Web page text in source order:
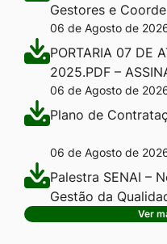
Gestores e
06 de Agosto de
PORTARIA 07 DE
2025.PDF –
06 de Agosto de
Plano de
06 de Agosto de
Palestra SENAI –
Gestão da
Ver